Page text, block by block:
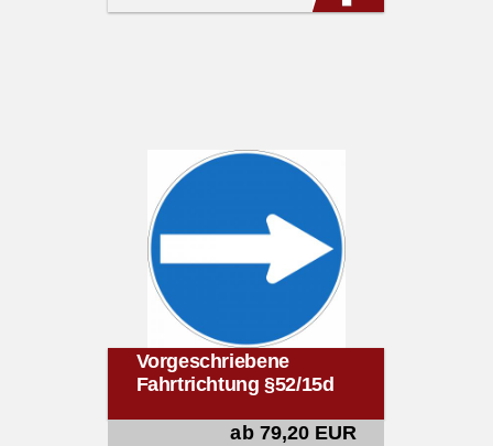
Vorgeschriebene
Fahrtrichtung §52/15d
ab 79,20 EUR